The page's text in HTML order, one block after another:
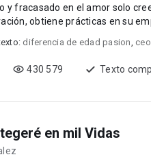
y fracasado en el amor solo
obtiene prácticas en su
diferencia de edad pasion,
430 579 Texto
en mil Vidas